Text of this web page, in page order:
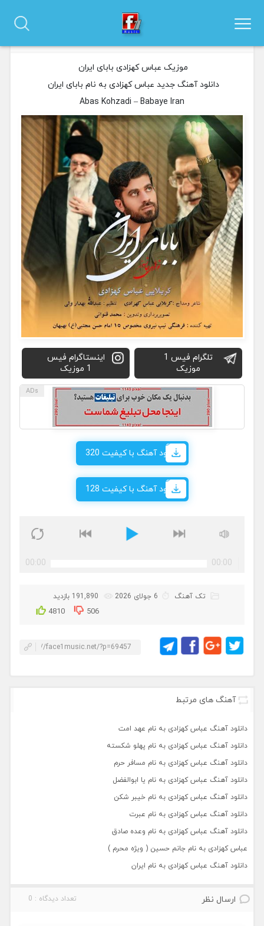
دانلود آهنگ عباس کهزادی به نام بابای ایران
موزیک عباس کهزادی بابای ایران
دانلود آهنگ جدید عباس کهزادی به نام بابای ایران
Abas Kohzadi – Babaye Iran
تلگرام فیس 1
موزیک
اینستاگرام فیس
1 موزیک
دانلود آهنگ با کیفیت 320
دانلود آهنگ با کیفیت 128
00:00
00:00
تک آهنگ 6 جولای 2026 191,890 بازدید
4810 506
آهنگ های مرتبط
دانلود آهنگ عباس کهزادی به نام عهد امت
دانلود آهنگ عباس کهزادی به نام پهلو شکسته
دانلود آهنگ عباس کهزادی به نام مسافر حرم
دانلود آهنگ عباس کهزادی به نام یا ابوالفضل
دانلود آهنگ عباس کهزادی به نام خیبر شکن
دانلود آهنگ عباس کهزادی به نام عبرت
دانلود آهنگ عباس کهزادی به نام وعده صادق
عباس کهزادی به نام جانم حسین ( ویژه محرم )
دانلود آهنگ عباس کهزادی به نام ایران
ارسال نظر تعداد دیدگاه : 0